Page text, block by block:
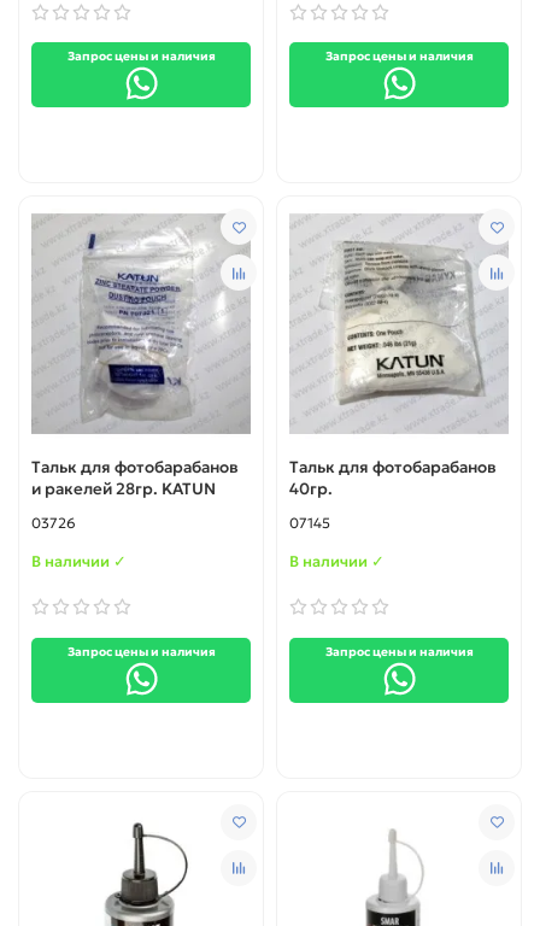
Запрос цены и наличия Запрос цены и наличия
Тальк для фотобарабанов
и ракелей 28гр. KATUN
03726
В наличии ✓
Запрос цены и наличия
Тальк для фотобарабанов
40гр.
07145
В наличии ✓
Запрос цены и наличия